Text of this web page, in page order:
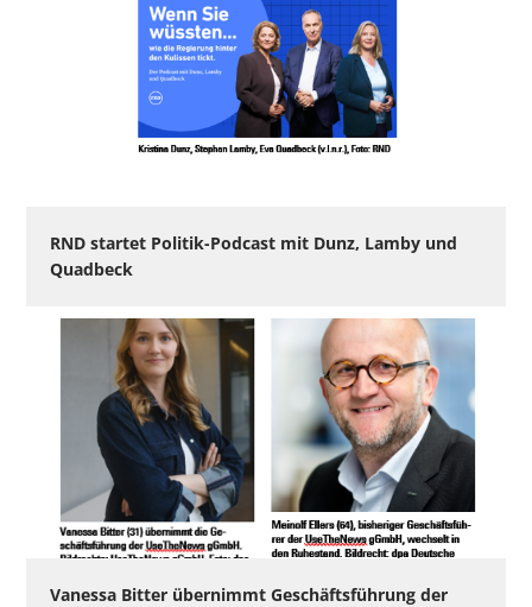
RND startet Politik-Podcast mit Dunz, Lamby und
Quadbeck
Vanessa Bitter übernimmt Geschäftsführung der